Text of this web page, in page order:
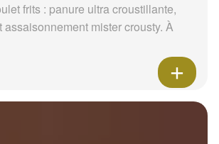
frits : panure ultra croustillante,
mister crousty. À